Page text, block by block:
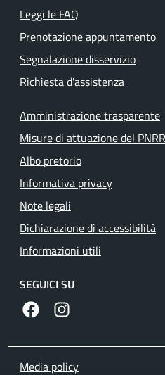
Leggi le FAQ
Prenotazione appuntamento
Segnalazione disservizio
Richiesta d'assistenza
Amministrazione trasparente
Misure di attuazione del PNRR
Albo pretorio
Informativa privacy
Note legali
Dichiarazione di accessibilità
Informazioni utili
SEGUICI SU
https://
Media policy